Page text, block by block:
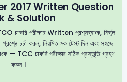
2017 Written Question
& Solution
চাকরি পরীক্ষার Written প্রশ্নব্যাংক, নির্ভুল
চর্চা করুন, নিয়মিত মক টেস্ট দিন এবং সহজে
— TCO চাকরি পরীক্ষার সঠিক প্রস্তুতি গ্রহণ
করুন ।